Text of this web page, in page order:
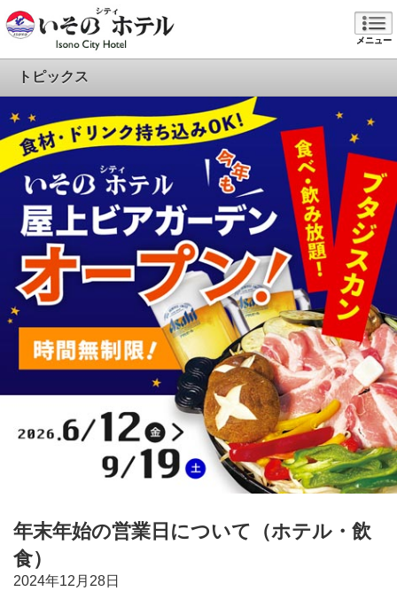
メニュー
トピックス
年末年始の営業日について（ホテル・飲
食）
2024年12月28日